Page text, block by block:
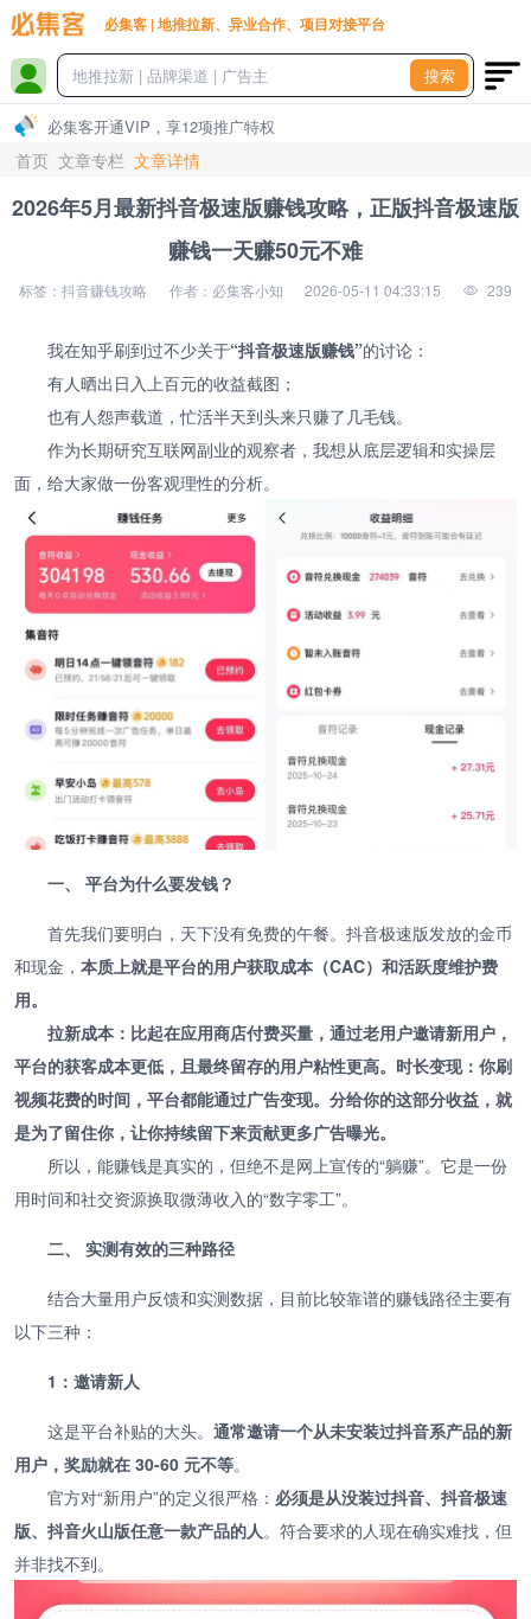
必集客 | 地推拉新、异业合作、项目对接平台
搜索
必集客开通VIP，享12项推广特权
首页 文章专栏 文章详情
2026年5月最新抖音极速版赚钱攻略，正版抖音极速版
赚钱一天赚50元不难
标签：抖音赚钱攻略 作者：必集客小知 2026-05-11 04:33:15 239
我在知乎刷到过不少关于“抖音极速版赚钱”的讨论：
有人晒出日入上百元的收益截图；
也有人怨声载道，忙活半天到头来只赚了几毛钱。
作为长期研究互联网副业的观察者，我想从底层逻辑和实操层
面，给大家做一份客观理性的分析。
一、 平台为什么要发钱？
首先我们要明白，天下没有免费的午餐。抖音极速版发放的金币
和现金， 本质上就是平台的用户获取成本（CAC）和活跃度维护费
用。
拉新成本：比起在应用商店付费买量，通过老用户邀请新用户，
平台的获客成本更低，且最终留存的用户粘性更高。时长变现：你刷
视频花费的时间，平台都能通过广告变现。分给你的这部分收益，就
是为了留住你，让你持续留下来贡献更多广告曝光。
所以，能赚钱是真实的，但绝不是网上宣传的“躺赚”。它是一份
用时间和社交资源换取微薄收入的“数字零工”。
二、 实测有效的三种路径
结合大量用户反馈和实测数据，目前比较靠谱的赚钱路径主要有
以下三种：
1：邀请新人
这是平台补贴的大头。 通常邀请一个从未安装过抖音系产品的新
用户，奖励就在 30-60 元不等。
官方对“新用户”的定义很严格： 必须是从没装过抖音、抖音极速
版、抖音火山版任意一款产品的人 。符合要求的人现在确实难找，但
并非找不到。